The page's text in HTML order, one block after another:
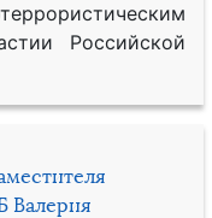
Российской
Валерия